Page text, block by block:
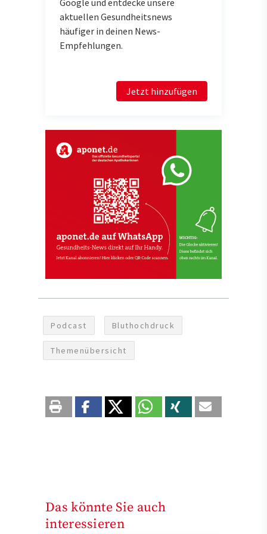
aktuellen Gesundheitsnews
häufiger in deinen News-
Empfehlungen.
Jetzt hinzufügen
Podcast Bluthochdruck
Themenübersicht
Das könnte Sie auch
interessieren